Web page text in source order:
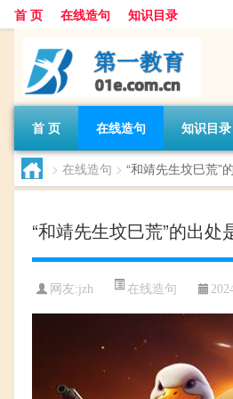
首 页 在线造句 知识目录
首 页 在线造句 知识目录
> 在线造句 > “和靖先生坟巳荒”
“和靖先生坟巳荒”的出处
网友:jzh 在线造句